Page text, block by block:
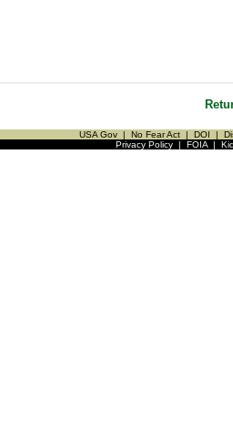
USA Gov | No Fear Act | DOI |
Privacy Policy| FOIA|